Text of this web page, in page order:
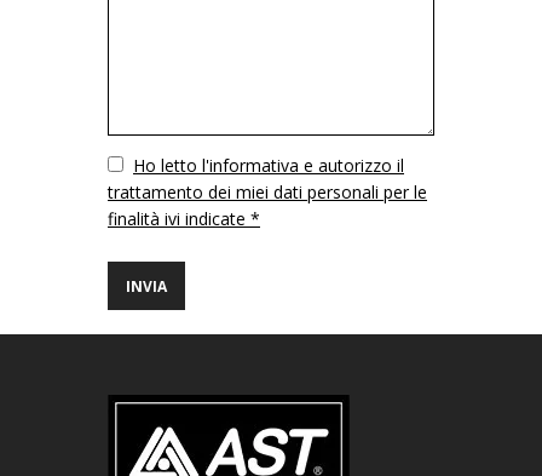
VuotoHo letto l'informativa e autorizzo il
trattamento dei miei dati personali per le
finalità ivi indicate *